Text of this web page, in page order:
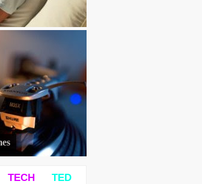
TECH TED